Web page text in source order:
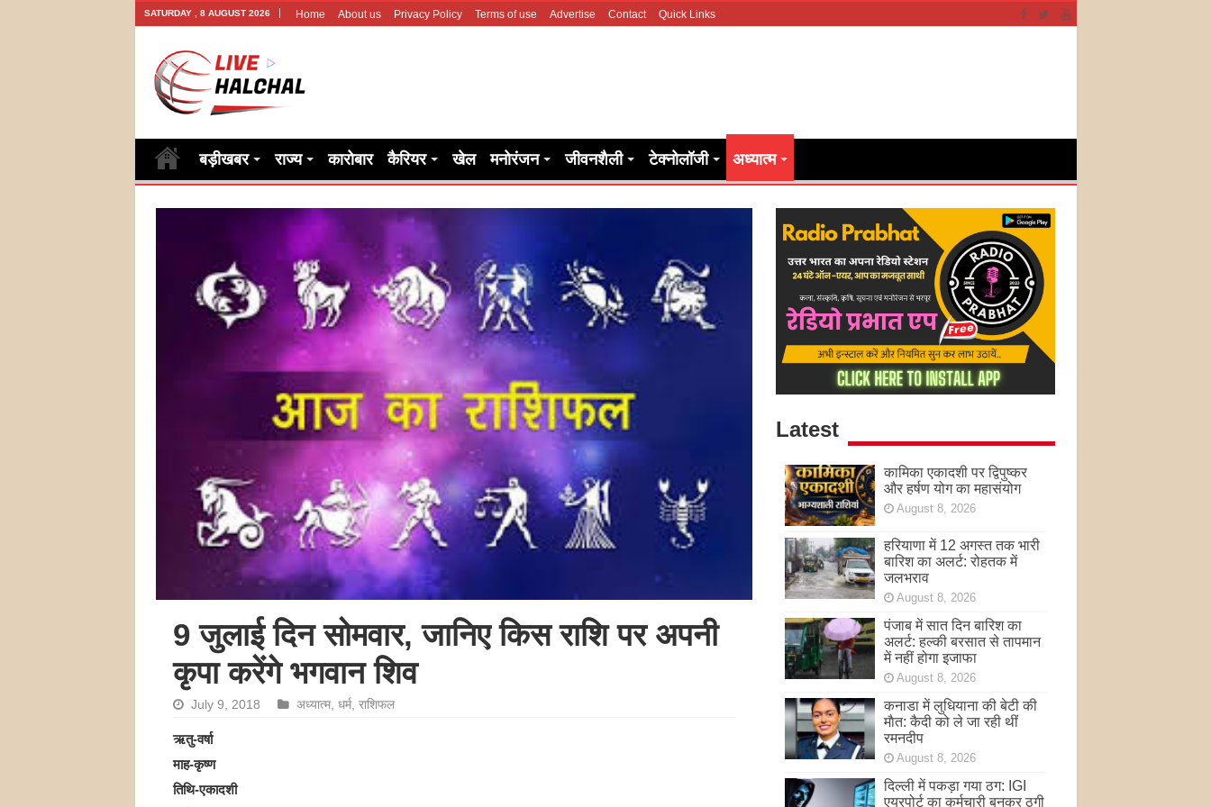
SATURDAY , 8 AUGUST 2026 Home About us Privacy Policy Terms of use Advertise Contact Quick Links
बड़ीखबर राज्य कारोबार कैरियर खेल मनोरंजन जीवनशैली टेक्नोलॉजी अध्यात्म
9 जुलाई दिन सोमवार, जानिए किस राशि पर अपनी
कृपा करेंगे भगवान शिव
July 9, 2018 अध्यात्म, धर्म, राशिफल
ऋतु-वर्षा
माह-कृष्ण
तिथि-एकादशी
Latest
कामिका एकादशी पर द्विपुष्कर
और हर्षण योग का महासंयोग
August 8, 2026
हरियाणा में 12 अगस्त तक भारी
बारिश का अलर्ट: रोहतक में
जलभराव
August 8, 2026
पंजाब में सात दिन बारिश का
अलर्ट: हल्की बरसात से तापमान
में नहीं होगा इजाफा
August 8, 2026
कनाडा में लुधियाना की बेटी की
माैत: कैदी को ले जा रही थीं
रमनदीप
August 8, 2026
दिल्ली में पकड़ा गया ठग: IGI
एयरपोर्ट का कर्मचारी बनकर ठगी